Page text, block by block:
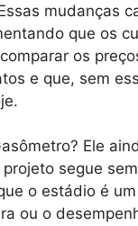
mudanças
que os
os
e que, sem
Ele
segue
o estádio é
ou o